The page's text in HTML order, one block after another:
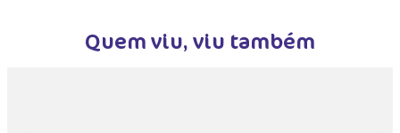
Quem viu, viu também
INFORMAÇÕES DO PRODUTO